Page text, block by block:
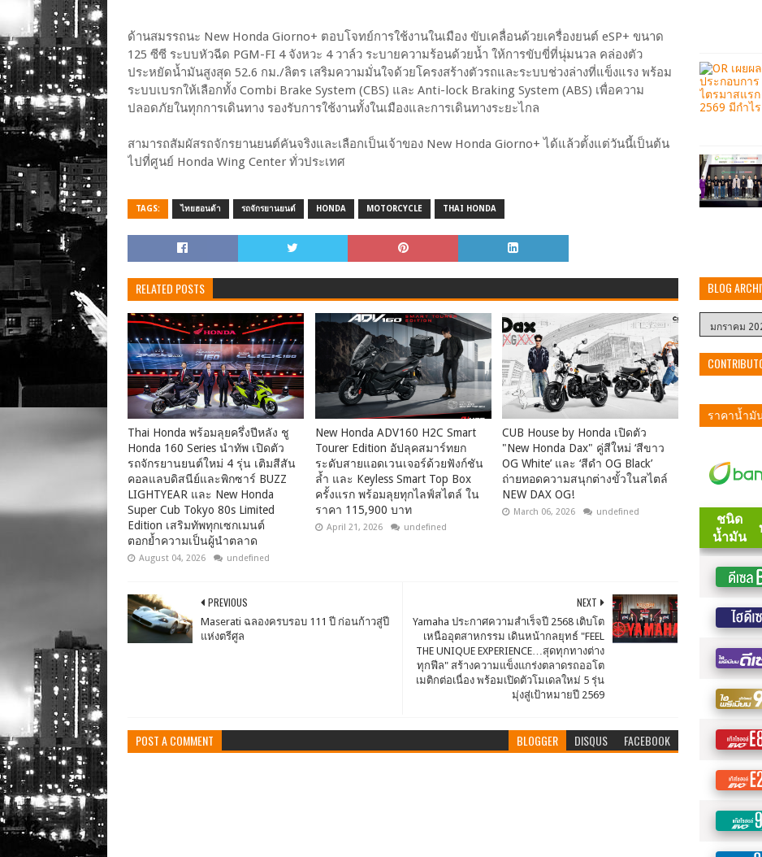
ด้านสมรรถนะ New Honda Giorno+ ตอบโจทย์การใช้งานในเมือง ขับเคลื่อนด้วยเครื่องยนต์ eSP+ ขนาด
125 ซีซี ระบบหัวฉีด PGM-FI 4 จังหวะ 4 วาล์ว ระบายความร้อนด้วยน้ำ ให้การขับขี่ที่นุ่มนวล คล่องตัว
ประหยัดน้ำมันสูงสุด 52.6 กม./ลิตร เสริมความมั่นใจด้วยโครงสร้างตัวรถและระบบช่วงล่างที่แข็งแรง พร้อม
ระบบเบรกให้เลือกทั้ง Combi Brake System (CBS) และ Anti-lock Braking System (ABS) เพื่อความ
ปลอดภัยในทุกการเดินทาง รองรับการใช้งานทั้งในเมืองและการเดินทางระยะไกล
สามารถสัมผัสรถจักรยานยนต์คันจริงและเลือกเป็นเจ้าของ New Honda Giorno+ ได้แล้วตั้งแต่วันนี้เป็นต้น
ไปที่ศูนย์ Honda Wing Center ทั่วประเทศ
TAGS: ไทยฮอนด้า รถจักรยานยนต์ HONDA MOTORCYCLE THAI HONDA
RELATED POSTS
Thai Honda พร้อมลุยครึ่งปีหลัง ชู
Honda 160 Series นำทัพ เปิดตัว
รถจักรยานยนต์ใหม่ 4 รุ่น เติมสีสัน
คอลแลบดิสนีย์และพิกซาร์ BUZZ
LIGHTYEAR และ New Honda
Super Cub Tokyo 80s Limited
Edition เสริมทัพทุกเซกเมนต์
ตอกย้ำความเป็นผู้นำตลาด
August 04, 2026 undefined
New Honda ADV160 H2C Smart
Tourer Edition อัปลุคสมาร์ทยก
ระดับสายแอดเวนเจอร์ด้วยฟังก์ชัน
ล้ำ และ Keyless Smart Top Box
ครั้งแรก พร้อมลุยทุกไลฟ์สไตล์ ใน
ราคา 115,900 บาท
April 21, 2026 undefined
CUB House by Honda เปิดตัว
"New Honda Dax" คู่สีใหม่ ‘สีขาว
OG White’ และ ‘สีดำ OG Black’
ถ่ายทอดความสนุกต่างขั้วในสไตล์
NEW DAX OG!
March 06, 2026 undefined
NEXT
Yamaha ประกาศความสำเร็จปี 2568 เติบโต
เหนืออุตสาหกรรม เดินหน้ากลยุทธ์ "FEEL
THE UNIQUE EXPERIENCE…สุดทุกทางต่าง
ทุกฟีล" สร้างความแข็งแกร่งตลาดรถออโต
เมติกต่อเนื่อง พร้อมเปิดตัวโมเดลใหม่ 5 รุ่น
มุ่งสู่เป้าหมายปี 2569
PREVIOUS
Maserati ฉลองครบรอบ 111 ปี ก่อนก้าวสู่ปี
แห่งตรีศูล
POST A COMMENT BLOGGER DISQUS FACEBOOK
BLOG
ราคาน้ำมั